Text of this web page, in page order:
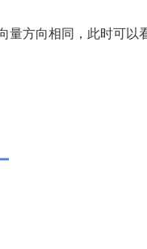
量方向相同，此时可以